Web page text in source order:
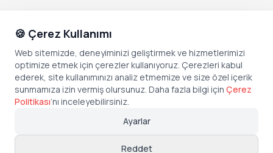
🍪 Çerez Kullanımı
Web sitemizde, deneyiminizi geliştirmek ve hizmetlerimizi
optimize etmek için çerezler kullanıyoruz. Çerezleri kabul
ederek, site kullanımınızı analiz etmemize ve size özel içerik
sunmamıza izin vermiş olursunuz. Daha fazla bilgi için Çerez
Politikası’nı inceleyebilirsiniz.
Ayarlar
Reddet